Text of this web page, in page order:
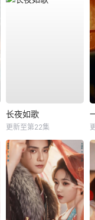
长夜如歌
更新至第22集